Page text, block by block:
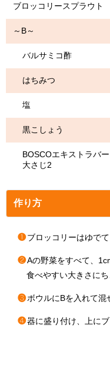
ブロッコリースプ
～B～
バルサミコ
はちみつ
塩
黒こしょ
BOSCOエキス
大さじ2
作り方
❶ ブロッコリーはゆで
❷Aの野菜をすべて、
食べやすい大きさにち
❸ ボウルにBを入れて
❹器に盛り付け、上に